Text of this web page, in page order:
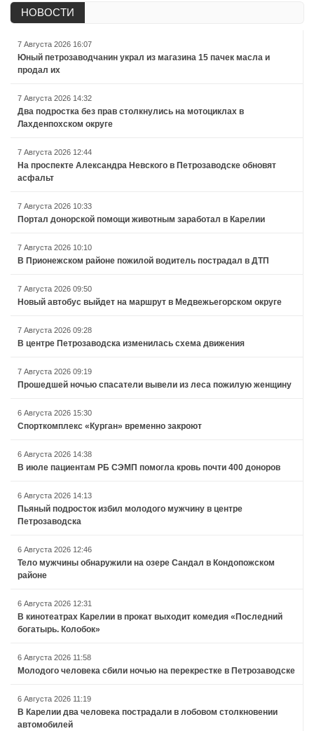
НОВОСТИ
7 Августа 2026 16:07
Юный петрозаводчанин украл из магазина 15 пачек масла и
продал их
7 Августа 2026 14:32
Два подростка без прав столкнулись на мотоциклах в
Лахденпохском округе
7 Августа 2026 12:44
На проспекте Александра Невского в Петрозаводске обновят
асфальт
7 Августа 2026 10:33
Портал донорской помощи животным заработал в Карелии
7 Августа 2026 10:10
В Прионежском районе пожилой водитель пострадал в ДТП
7 Августа 2026 09:50
Новый автобус выйдет на маршрут в Медвежьегорском округе
7 Августа 2026 09:28
В центре Петрозаводска изменилась схема движения
7 Августа 2026 09:19
Прошедшей ночью спасатели вывели из леса пожилую женщину
6 Августа 2026 15:30
Спорткомплекс «Курган» временно закроют
6 Августа 2026 14:38
В июле пациентам РБ СЭМП помогла кровь почти 400 доноров
6 Августа 2026 14:13
Пьяный подросток избил молодого мужчину в центре
Петрозаводска
6 Августа 2026 12:46
Тело мужчины обнаружили на озере Сандал в Кондопожском
районе
6 Августа 2026 12:31
В кинотеатрах Карелии в прокат выходит комедия «Последний
богатырь. Колобок»
6 Августа 2026 11:58
Молодого человека сбили ночью на перекрестке в Петрозаводске
6 Августа 2026 11:19
В Карелии два человека пострадали в лобовом столкновении
автомобилей